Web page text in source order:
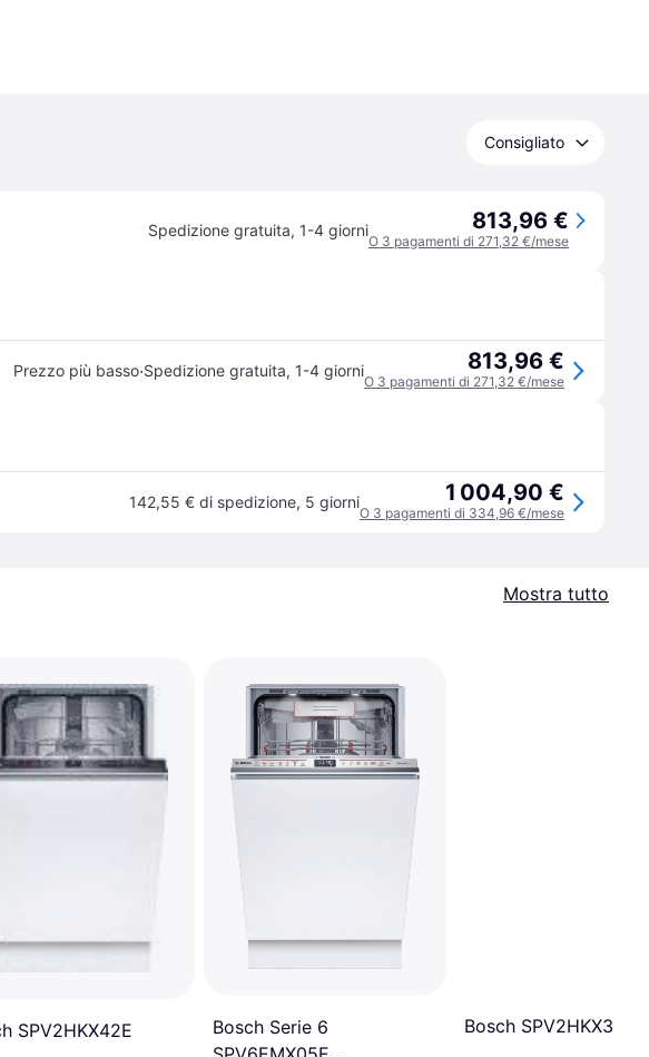
Consigliato
Spedizione gratuita, 1-4 giorni 813,96 €
O 3 pagamenti di 271,32 €/mese
Prezzo più basso·Spedizione gratuita, 1-4 giorni 813,96 €
O 3 pagamenti di 271,32 €/mese
142,55 € di spedizione, 5 giorni 1 004,90 €
O 3 pagamenti di 334,96 €/mese
Mostra tutto
SPV2HKX42E
Bosch Serie 6
Bosch SPV2HKX39E